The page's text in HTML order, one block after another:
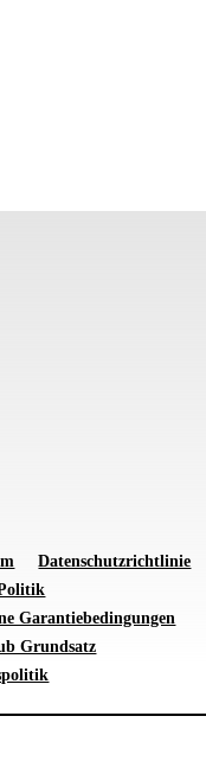
Datenschutzrichtlinie
Garantiebedingungen
Grundsatz